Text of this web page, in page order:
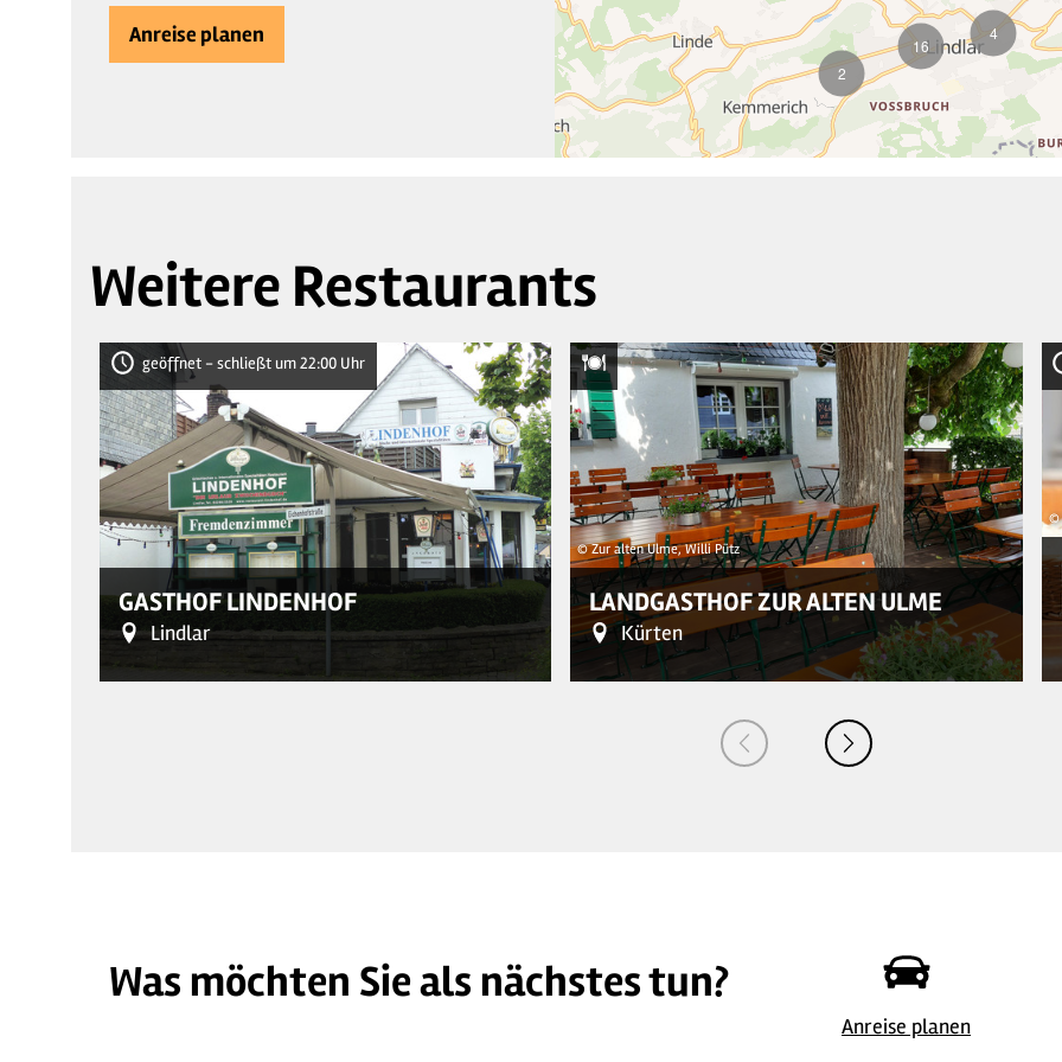
Anreise planen 4
16
2
Weitere Restaurants
geöffnet - schließt um 22:00 Uhr
GASTHOF LINDENHOF
Lindlar
© Zur alten Ulme, Willi Pütz
LANDGASTHOF ZUR ALTEN ULME
Kürten
© | Zur alten Ulme, Willi Pütz
©
Was möchten Sie als nächstes tun?
Anreise planen